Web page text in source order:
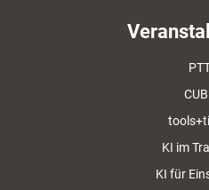
KI im
KI für